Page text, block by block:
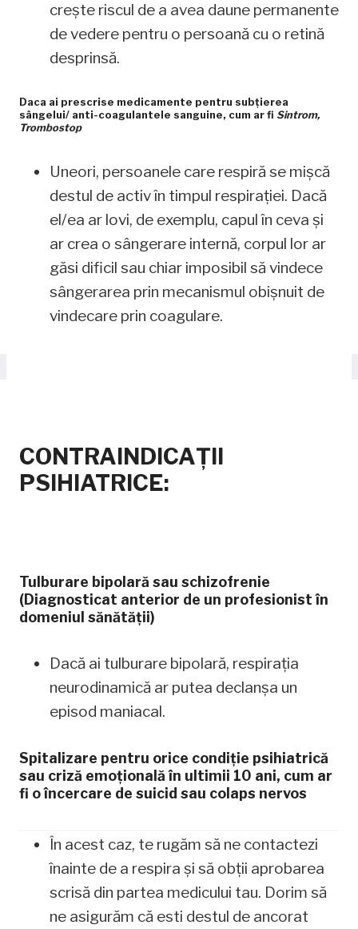
crește riscul de a avea daune permanente
de vedere pentru o persoană cu o retină
desprinsă.
Daca ai prescrise medicamente pentru subțierea
sângelui/ anti-coagulantele sanguine, cum ar fi Sintrom,
Trombostop
Uneori, persoanele care respiră se mișcă
destul de activ în timpul respirației. Dacă
el/ea ar lovi, de exemplu, capul în ceva și
ar crea o sângerare internă, corpul lor ar
găsi dificil sau chiar imposibil să vindece
sângerarea prin mecanismul obișnuit de
vindecare prin coagulare.
CONTRAINDICAȚII
PSIHIATRICE:
Tulburare bipolară sau schizofrenie
(Diagnosticat anterior de un profesionist în
domeniul sănătății)
Dacă ai tulburare bipolară, respirația
neurodinamică ar putea declanșa un
episod maniacal.
Spitalizare pentru orice condiție psihiatrică
sau criză emoțională în ultimii 10 ani, cum ar
fi o încercare de suicid sau colaps nervos
În acest caz, te rugăm să ne contactezi
înainte de a respira și să obții aprobarea
scrisă din partea medicului tau. Dorim să
ne asigurăm că esti destul de ancorat